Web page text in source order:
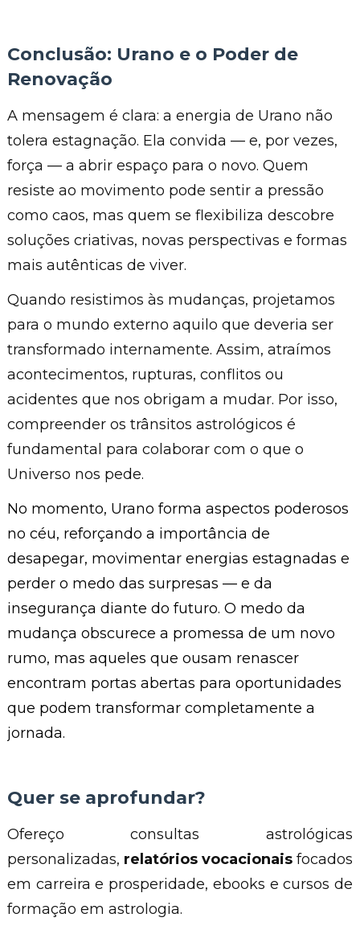
Conclusão: Urano e o Poder de
Renovação
A mensagem é clara: a energia de Urano não
tolera estagnação. Ela convida — e, por vezes,
força — a abrir espaço para o novo. Quem
resiste ao movimento pode sentir a pressão
como caos, mas quem se flexibiliza descobre
soluções criativas, novas perspectivas e formas
mais autênticas de viver.
Quando resistimos às mudanças, projetamos
para o mundo externo aquilo que deveria ser
transformado internamente. Assim, atraímos
acontecimentos, rupturas, conflitos ou
acidentes que nos obrigam a mudar. Por isso,
compreender os trânsitos astrológicos é
fundamental para colaborar com o que o
Universo nos pede.
No momento, Urano forma aspectos poderosos
no céu, reforçando a importância de
desapegar, movimentar energias estagnadas e
perder o medo das surpresas — e da
insegurança diante do futuro. O medo da
mudança obscurece a promessa de um novo
rumo, mas aqueles que ousam renascer
encontram portas abertas para oportunidades
que podem transformar completamente a
jornada.
Quer se aprofundar?
Ofereço consultas astrológicas
personalizadas, relatórios vocacionais focados
em carreira e prosperidade, ebooks e cursos de
formação em astrologia.